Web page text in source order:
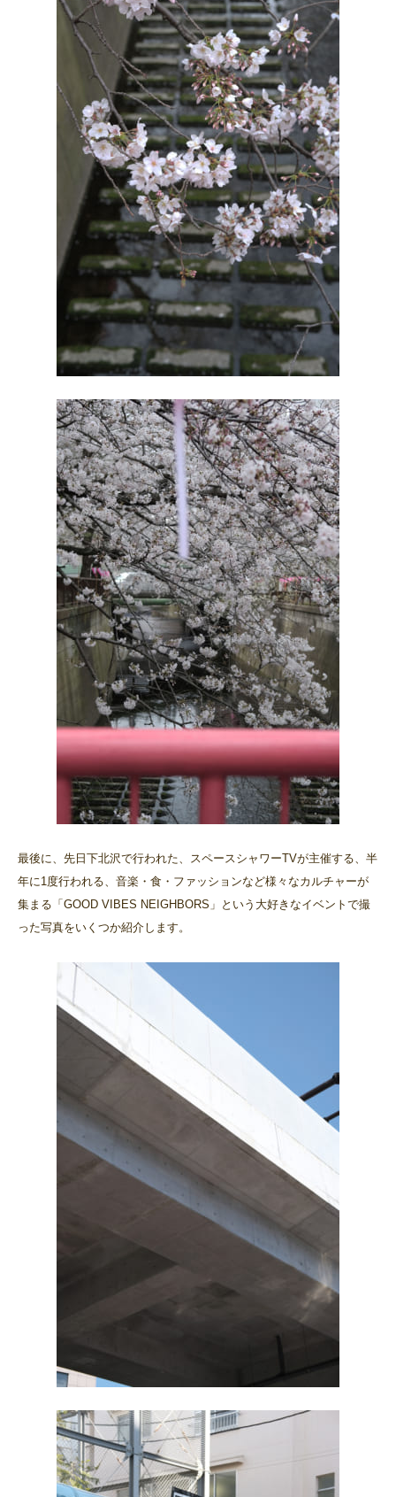
最後に、先日下北沢で行われた、スペースシャワーTVが主催する、半
年に1度行われる、音楽・食・ファッションなど様々なカルチャーが
集まる「GOOD VIBES NEIGHBORS」という大好きなイベントで撮
った写真をいくつか紹介します。